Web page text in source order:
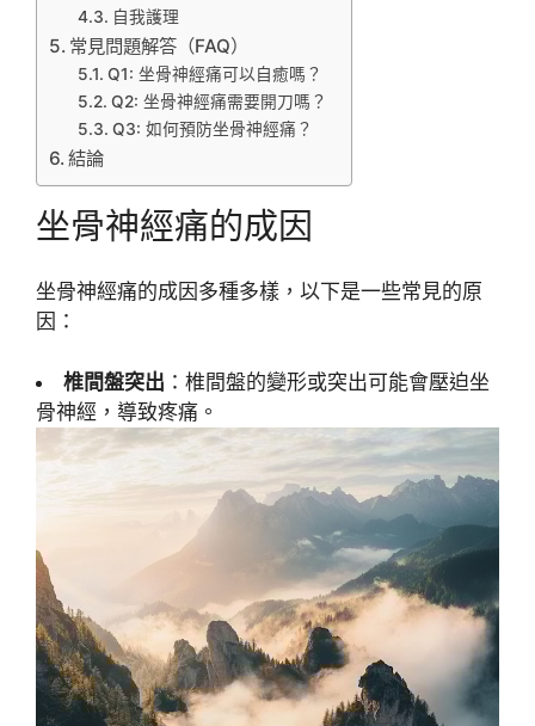
自我護理
常見問題解答（FAQ）
Q1: 坐骨神經痛可以自癒嗎？
Q2: 坐骨神經痛需要開刀嗎？
Q3: 如何預防坐骨神經痛？
結論
坐骨神經痛的成因
坐骨神經痛的成因多種多樣，以下是一些常見的原
因：
椎間盤突出 ：椎間盤的變形或突出可能會壓迫坐
骨神經，導致疼痛。